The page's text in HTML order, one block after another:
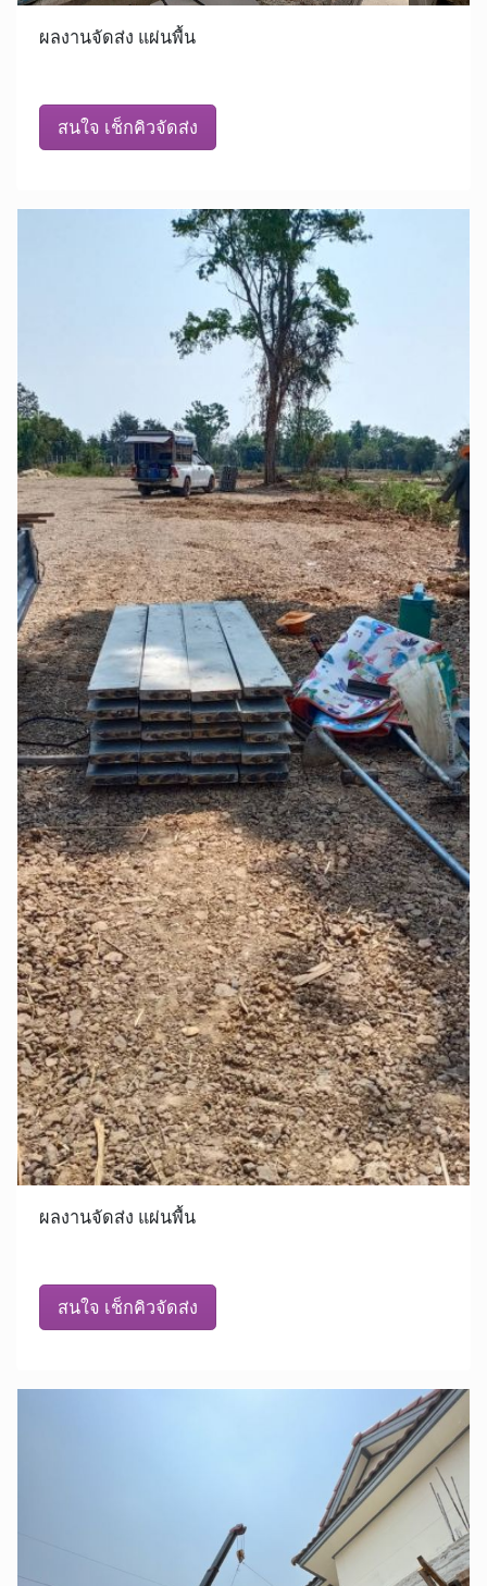
ผลงานจัดส่ง แผ่นพื้น
สนใจ เช็กคิวจัดส่ง
ผลงานจัดส่ง แผ่นพื้น
สนใจ เช็กคิวจัดส่ง